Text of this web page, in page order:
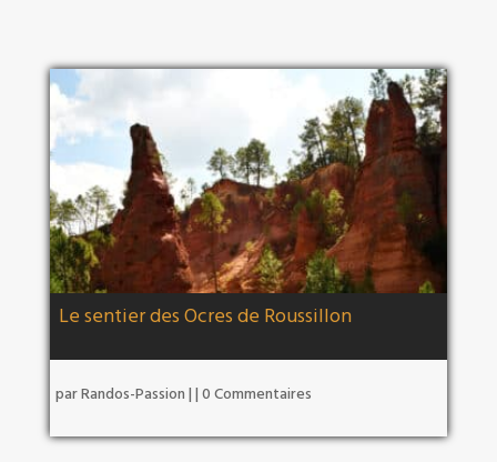
Le sentier des Ocres de Roussillon
parRandos-Passion | | 0 Commentaires